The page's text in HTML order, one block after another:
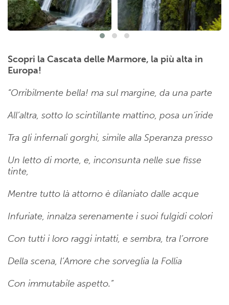
Scopri la Cascata delle Marmore, la più alta in
Europa!
“Orribilmente bella! ma sul margine, da una parte
All’altra, sotto lo scintillante mattino, posa un’iride
Tra gli infernali gorghi, simile alla Speranza presso
Un letto di morte, e, inconsunta nelle sue fisse
tinte,
Mentre tutto là attorno è dilaniato dalle acque
Infuriate, innalza serenamente i suoi fulgidi colori
Con tutti i loro raggi intatti, e sembra, tra l’orrore
Della scena, l’Amore che sorveglia la Follia
Con immutabile aspetto.”